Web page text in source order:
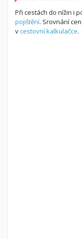
Při cestách do nížin i
pojištění. Srovnání
vcestovní kalkulačce.